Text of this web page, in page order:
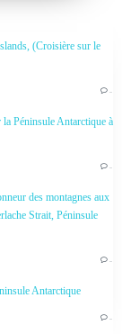
(Croisière sur le
…
Péninsule Antarctique à
…
des montagnes aux
Strait, Péninsule
…
Antarctique
…